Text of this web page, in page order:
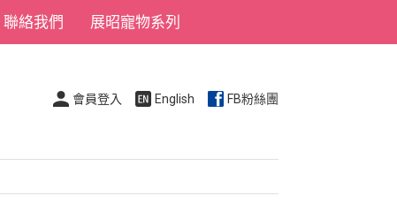
聯絡我們 展昭寵物系列
會員登入 English FB粉絲團